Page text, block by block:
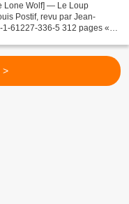
Lone Wolf] — Le Loup
Postif, revu par Jean-
61227-336-5 312 pages « Il
>